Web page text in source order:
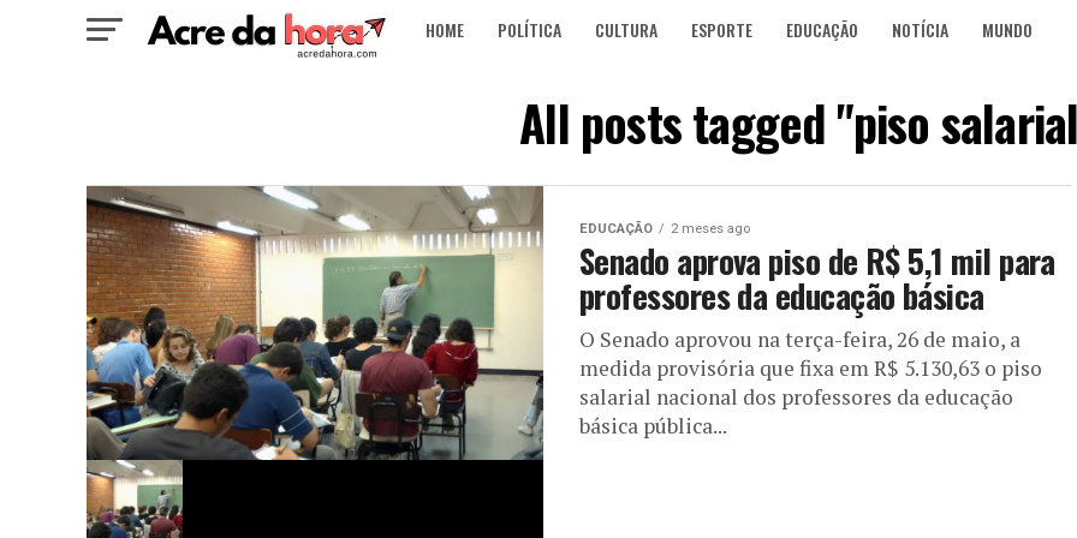
HOME POLÍTICA CULTURA ESPORTE EDUCAÇÃO NOTÍCIA MUNDO
All posts tagged "piso
EDUCAÇÃO 2 meses ago
Senado aprova piso de R$ 5,1 mil para
professores da educação básica
O Senado aprovou na terça-feira, 26 de maio, a
medida provisória que fixa em R$ 5.130,63 o piso
salarial nacional dos professores da educação
básica pública...